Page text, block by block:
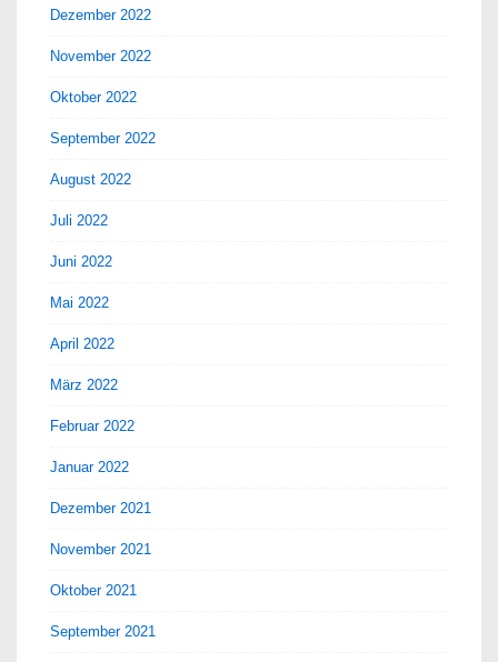
Dezember 2022
November 2022
Oktober 2022
September 2022
August 2022
Juli 2022
Juni 2022
Mai 2022
April 2022
März 2022
Februar 2022
Januar 2022
Dezember 2021
November 2021
Oktober 2021
September 2021